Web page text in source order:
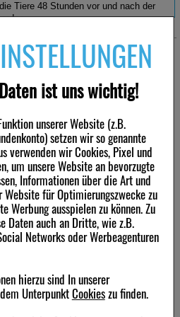
ist uns wichtig!
unserer Website (z.B.
setzen wir so genannte
verwenden wir Cookies, Pixel und
um unsere Website an bevorzugte
Informationen über die Art und
Website für Optimierungszwecke zu
Werbung ausspielen zu können. Zu
Daten auch an Dritte, wie z.B.
Networks oder Werbeagenturen
hierzu sind In unserer
UnterpunktCookieszu finden.
Tiere 48 Stunden vor und nach der
so abgetötet.
von Alter des Tieres, auch bei
Tier ist nach Abtrocknung
Behandlung noch Zecken?
der Zecken innerhalb von 48
Wirkprinzips ist es jedoch möglich,
Zecken am Tier sichtbar sind, die
Sie werden jedoch abgetötet,
durch den Panzer eingedrungen
folgende Produkte
€
FRONTLINE Spot on H 20 Lösung
f.Hunde
3St Lösung
UVP: 33,27 €³
inkl. MwSt zzgl.Versand
-25%